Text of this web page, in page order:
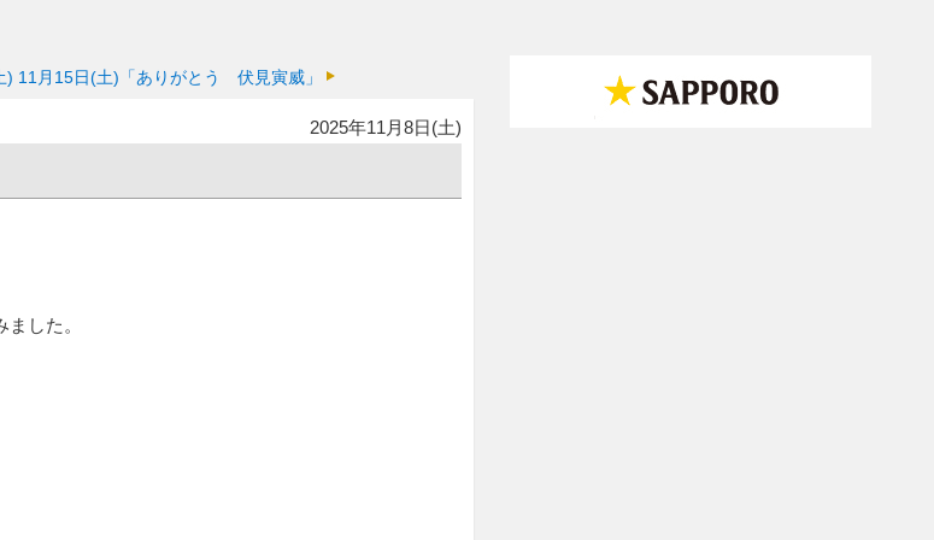
) 11月15日(土)「ありがとう 伏見寅威」
2025年11月8日(土)
した。